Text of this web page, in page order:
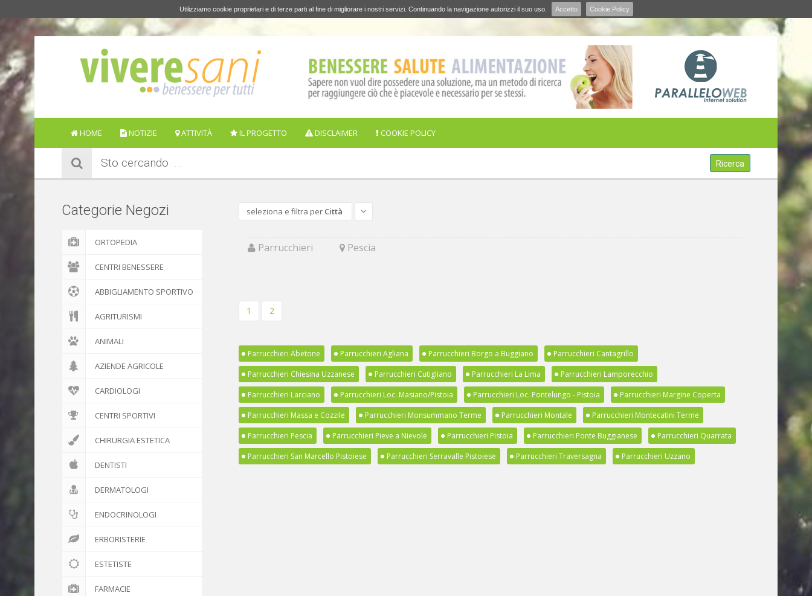
Utilizziamo cookie proprietari e di terze parti al fine di migliorare i nostri servizi. Continuando la navigazione autorizzi il suo uso. Accetto Cookie Policy
HOME NOTIZIE ATTIVITÀ IL PROGETTO DISCLAIMER COOKIE POLICY
Sto cercando Ricerca
Categorie Negozi
ORTOPEDIA
CENTRI BENESSERE
ABBIGLIAMENTO SPORTIVO
AGRITURISMI
ANIMALI
AZIENDE AGRICOLE
CARDIOLOGI
CENTRI SPORTIVI
CHIRURGIA ESTETICA
DENTISTI
DERMATOLOGI
ENDOCRINOLOGI
ERBORISTERIE
ESTETISTE
FARMACIE
seleziona e filtra per Città
Parrucchieri Pescia
1 2
Parrucchieri Abetone Parrucchieri Agliana Parrucchieri Borgo a Buggiano
Parrucchieri Cantagrillo
Parrucchieri Chiesina Uzzanese
Parrucchieri Cutigliano Parrucchieri La Lima
Parrucchieri Lamporecchio
Parrucchieri Larciano
Parrucchieri Loc. Masiano/Pistoia Parrucchieri Loc. Pontelungo - Pistoia
Parrucchieri Margine Coperta
Parrucchieri Massa e Cozzile
Parrucchieri Monsummano Terme Parrucchieri Montale
Parrucchieri Montecatini Terme
Parrucchieri Pescia
Parrucchieri Pieve a Nievole Parrucchieri Pistoia Parrucchieri Ponte Buggianese
Parrucchieri Quarrata
Parrucchieri San Marcello Pistoiese
Parrucchieri Serravalle Pistoiese Parrucchieri Traversagna Parrucchieri Uzzano